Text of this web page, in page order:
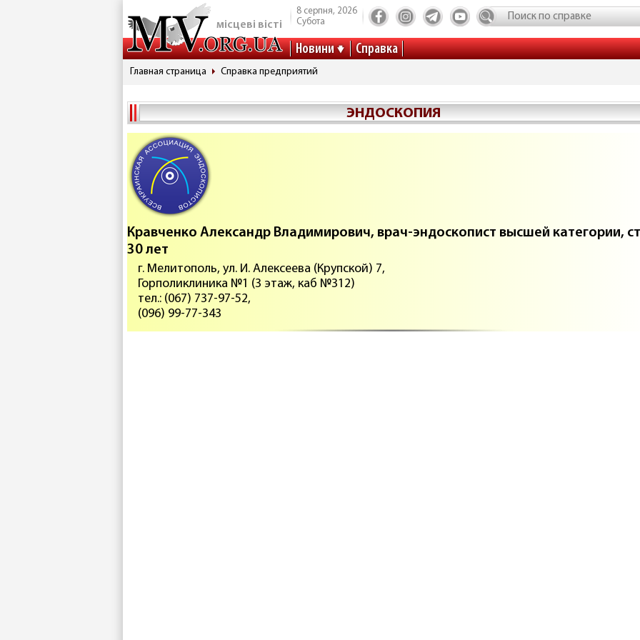
місцеві вісті
8 серпня, 2026
Субота
Новини Справка
Главная страница Справка предприятий
ЭНДОСКОПИЯ
Кравченко Александр Владимирович, врач-эндоскопист высшей категории,
30 лет
г. Мелитополь, ул. И. Алексеева (Крупской) 7,
Горполиклиника №1 (3 этаж, каб №312)
тел.: (067) 737-97-52,
(096) 99-77-343